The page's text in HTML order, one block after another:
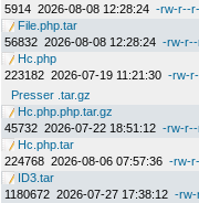
5914 2026-08-08 12:28:24 -rw-r--
File.php.tar
56832 2026-08-08 12:28:24 -rw-
Hc.php
223182 2026-07-19 11:21:30 -rw-
Presser .tar.gz
Hc.php.php.tar.gz
45732 2026-07-22 18:51:12 -rw-
Hc.php.tar
224768 2026-08-06 07:57:36 -rw-
ID3.tar
1180672 2026-07-27 17:38:12 -